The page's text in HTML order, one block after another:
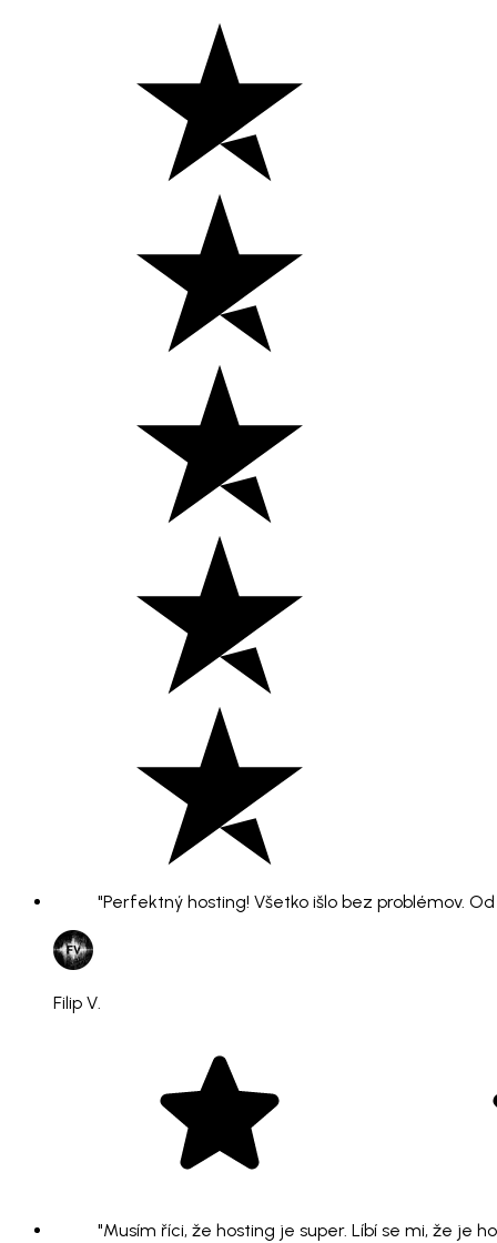
"Perfektný hosting! Všetko išlo bez problémov.
Filip V.
"Musím říci, že hosting je super. Líbí se mi, že je